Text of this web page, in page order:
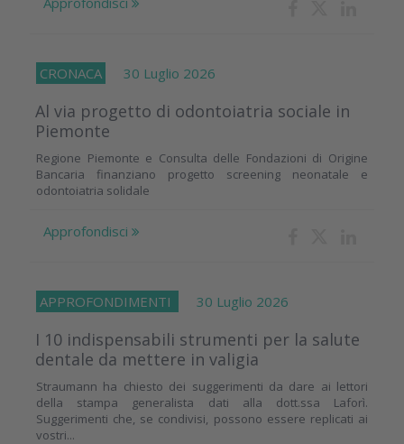
CRONACA 30 Luglio 2026
Al via progetto di odontoiatria sociale in
Piemonte
Regione Piemonte e Consulta delle Fondazioni di Origine
Bancaria finanziano progetto screening neonatale e
odontoiatria solidale
Approfondisci
APPROFONDIMENTI 30 Luglio 2026
I 10 indispensabili strumenti per la salute
dentale da mettere in valigia
Straumann ha chiesto dei suggerimenti da dare ai lettori
della stampa generalista dati alla dott.ssa Laforì.
Suggerimenti che, se condivisi, possono essere replicati ai
vostri...